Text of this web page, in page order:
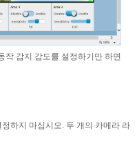
작 감지 감도를 설정하기만 하면
하지 마십시오. 두 개의 카메라 라